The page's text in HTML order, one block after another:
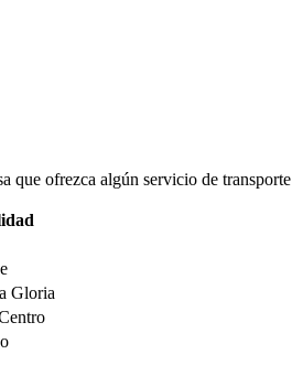
que ofrezca algún servicio de
Gloria